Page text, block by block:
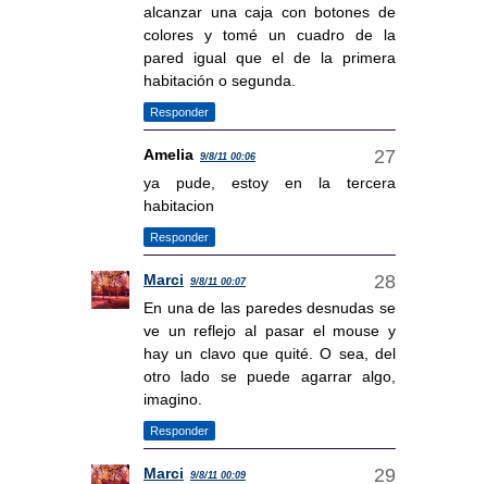
alcanzar una caja con botones de
colores y tomé un cuadro de la
pared igual que el de la primera
habitación o segunda.
Responder
Amelia 9/8/11 00:06
ya pude, estoy en la tercera
habitacion
Responder
Marci 9/8/11 00:07
En una de las paredes desnudas se
ve un reflejo al pasar el mouse y
hay un clavo que quité. O sea, del
otro lado se puede agarrar algo,
imagino.
Responder
Marci 9/8/11 00:09